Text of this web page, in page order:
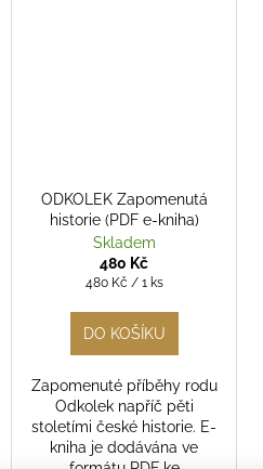
ODKOLEK Zapomenutá
historie (PDF e-kniha)
Skladem
480 Kč
Měrná
480 Kč / 1 ks
DO KOŠÍKU
Zapomenuté příběhy rodu
Odkolek napříč pěti
stoletími české historie. E-
kniha je dodávána ve